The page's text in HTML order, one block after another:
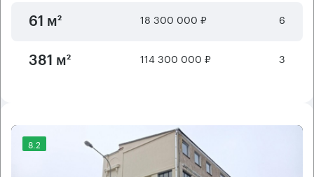
61 м² 18 300 000 ₽ 6
381 м² 114 300 000 ₽ 3
8.2